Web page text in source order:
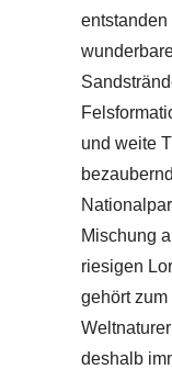
und weite
Mischung
riesigen
gehört
deshalb